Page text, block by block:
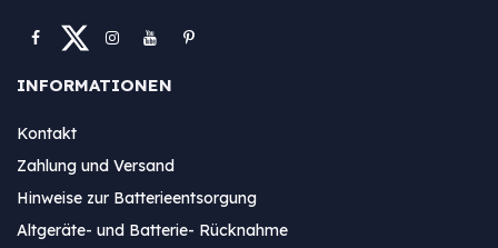
INFORMATIONEN
Kontakt
Zahlung und Versand
Hinweise zur Batterieentsorgung
Altgeräte- und Batterie- Rücknahme